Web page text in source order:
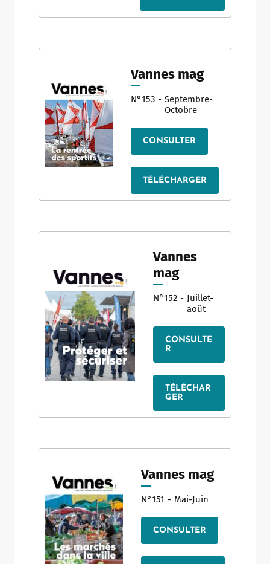
Vannes mag
N°153 - Septembre-
Octobre
CONSULTER
TÉLÉCHARGER
Vannes
mag
N°152 - Juillet-
août
CONSULTE
R
TÉLÉCHAR
GER
Vannes mag
N°151 - Mai-Juin
CONSULTER
ShareThis is disabled.